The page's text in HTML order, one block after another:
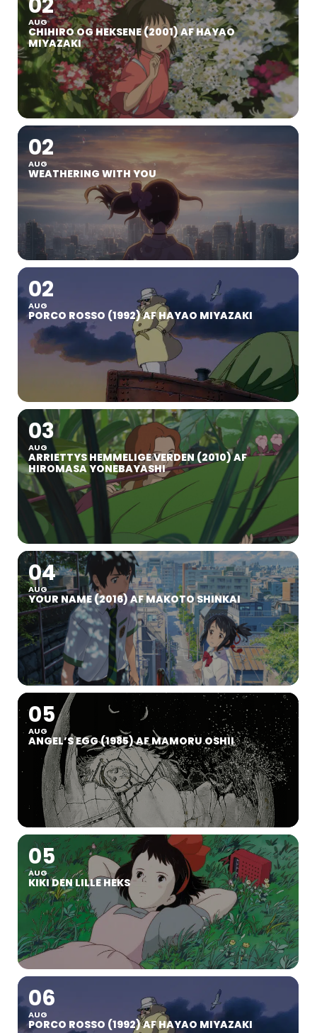
02
AUG
CHIHIRO OG HEKSENE (2001) AF HAYAO
MIYAZAKI
02
AUG
WEATHERING WITH YOU
02
AUG
PORCO ROSSO (1992) AF HAYAO MIYAZAKI
03
AUG
ARRIETTYS HEMMELIGE VERDEN (2010) AF
HIROMASA YONEBAYASHI
04
AUG
YOUR NAME (2016) AF MAKOTO SHINKAI
05
AUG
ANGEL’S EGG (1985) AF MAMORU OSHII
05
AUG
KIKI DEN LILLE HEKS
06
AUG
PORCO ROSSO (1992) AF HAYAO MIYAZAKI